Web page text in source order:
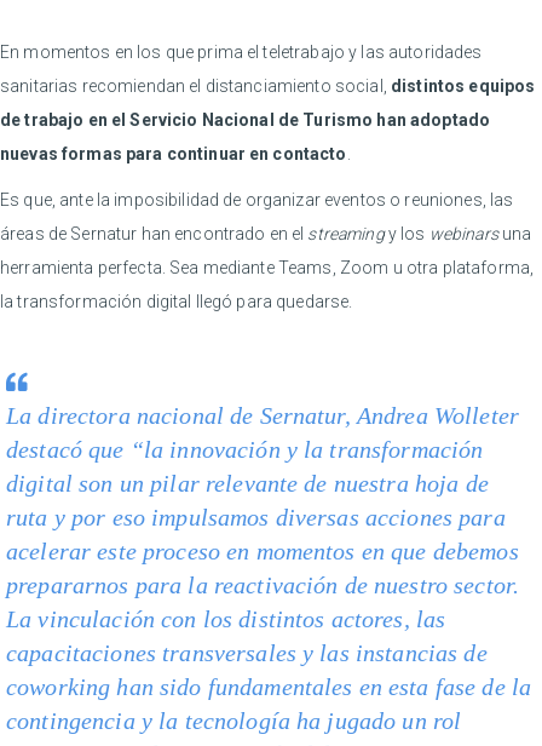
En momentos en los que prima el teletrabajo y las autoridades
sanitarias recomiendan el distanciamiento social, distintos equipos
de trabajo en el Servicio Nacional de Turismo han adoptado
nuevas formas para continuar en contacto
Es que, ante la imposibilidad de organizar eventos o reuniones, las
áreas de Sernatur han encontrado en el streamingy los webinarsuna
herramienta perfecta. Sea mediante Teams, Zoom u otra plataforma,
la transformación digital llegó para quedarse.
La directora nacional de Sernatur, Andrea Wolleter
destacó que “la innovación y la transformación
digital son un pilar relevante de nuestra hoja de
ruta y por eso impulsamos diversas acciones para
acelerar este proceso en momentos en que debemos
prepararnos para la reactivación de nuestro sector.
La vinculación con los distintos actores, las
capacitaciones transversales y las instancias de
coworking han sido fundamentales en esta fase de la
contingencia y la tecnología ha jugado un rol